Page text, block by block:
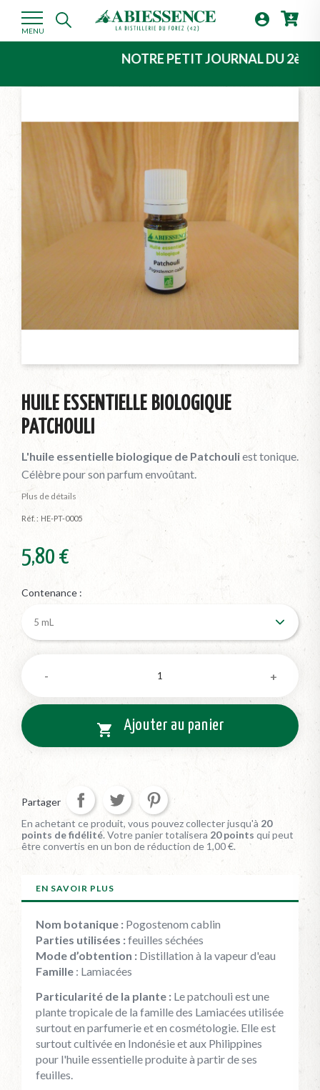
MENU

NOTRE PETIT JOURNAL DU 2ème
HUILE ESSENTIELLE BIOLOGIQUE
PATCHOULI
L'huile essentielle biologique de Patchouliest tonique.
Célèbre pour son parfum envoûtant.
Plus de détails
Réf. : HE-PT-0005
5,80 €
Contenance :
 Ajouter au panier
Partager
En achetant ce produit, vous pouvez collecter jusqu'à 20
points de fidélité. Votre panier totalisera 20points qui peut
être convertis en un bon de réduction de 1,00 €.
EN SAVOIR PLUS
Nom botanique : Pogostenom cablin
Parties utilisées :feuilles séchées
Mode d’obtention : Distillation à la vapeur d'eau
Famille : Lamiacées
Particularité de la plante : Le patchouli est une
plante tropicale de la famille des Lamiacées utilisée
surtout en parfumerie et en cosmétologie. Elle est
surtout cultivée en Indonésie et aux Philippines
pour l'huile essentielle produite à partir de ses
feuilles.